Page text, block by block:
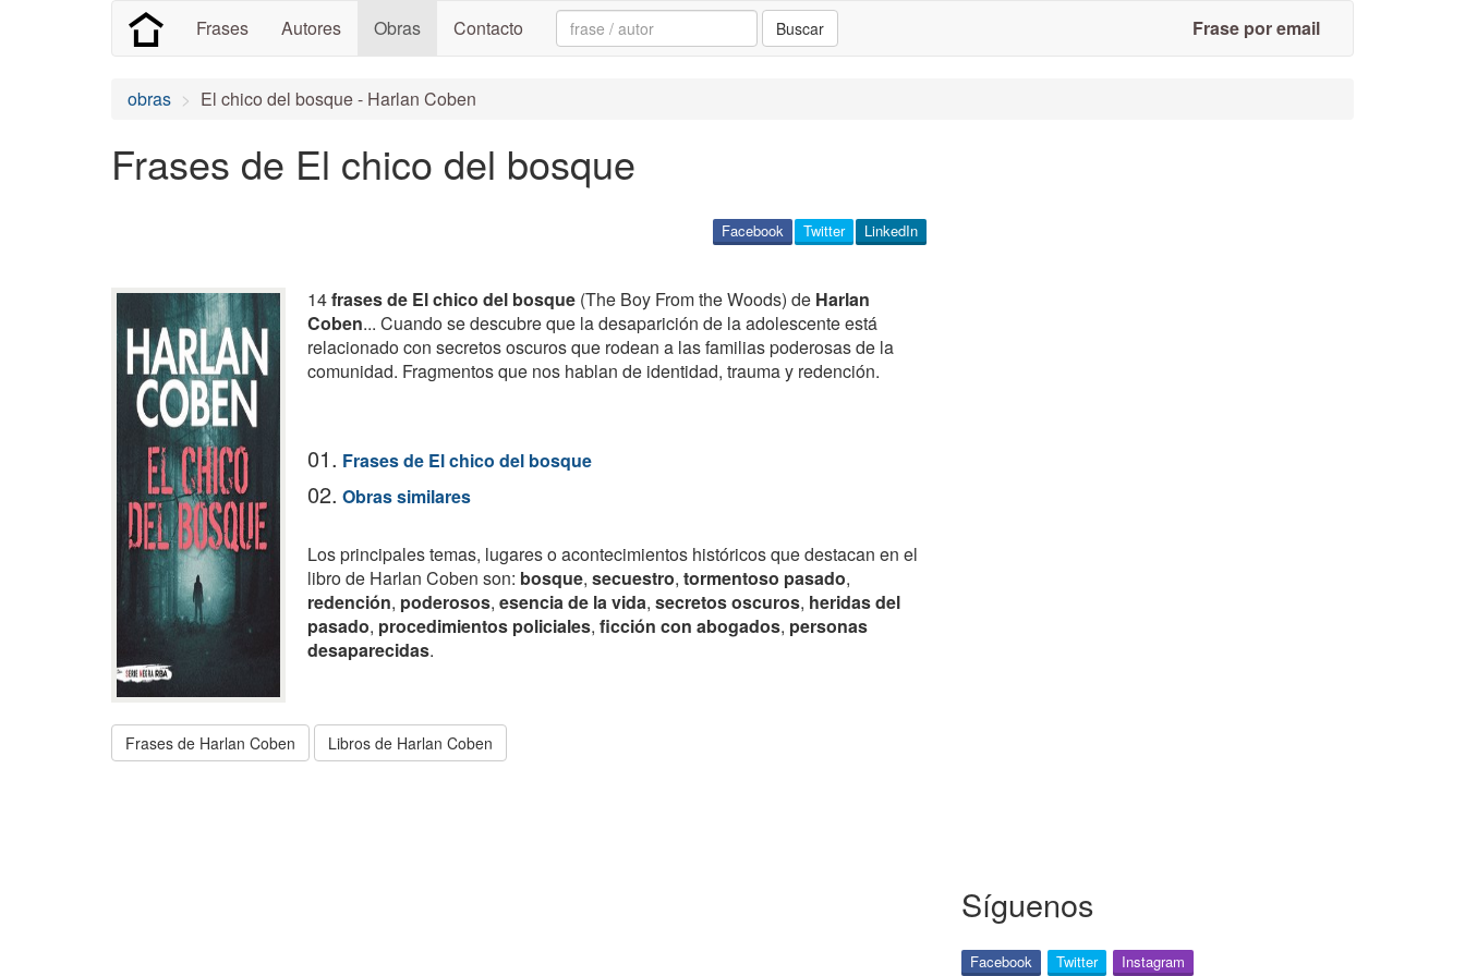
Frases Autores Obras Contacto Search: Buscar Frase por email
obras El chico del bosque - Harlan Coben
Frases de El chico del bosque
LinkedIn
Twitter
Facebook
14frases de El chico del bosque (The Boy From the Woods) de Harlan
Coben... Cuando se descubre que la desaparición de la adolescente está
relacionado con secretos oscuros que rodean a las familias poderosas de la
comunidad. Fragmentos que nos hablan de identidad, trauma y redención.
01. Frases de El chico del bosque
02. Obras similares
Los principales temas, lugares o acontecimientos históricos que destacan en el
libro de Harlan Coben son: bosque, secuestro, tormentoso pasado,
redención, poderosos, esencia de la vida, secretos oscuros, heridas del
pasado, procedimientos policiales, ficción con abogados, personas
desaparecidas.
Frases de Harlan Coben Libros de Harlan Coben
Síguenos
Facebook Twitter Instagram